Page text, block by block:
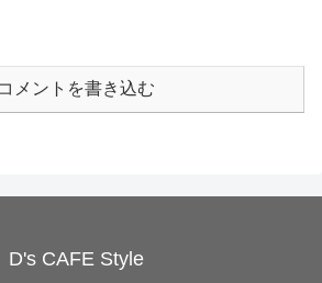
コメントを書き込む
D's CAFE Style